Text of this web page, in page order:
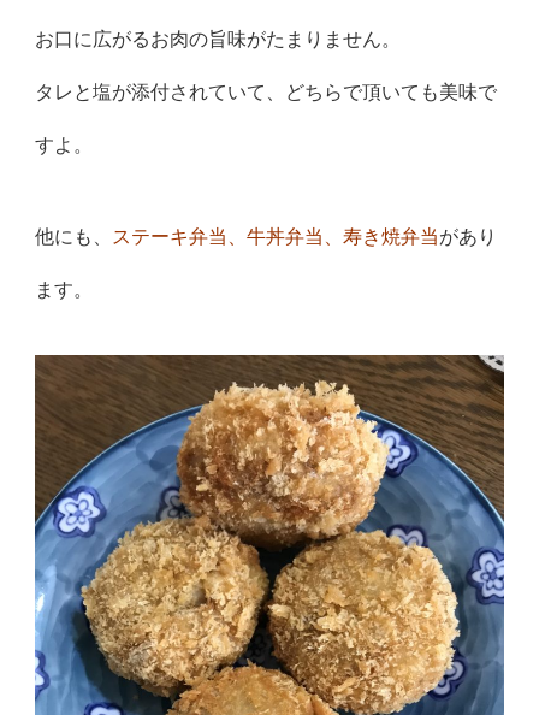
お口に広がるお肉の旨味がたまりません。
タレと塩が添付されていて、どちらで頂いても美味で
すよ。
他にも、 ステーキ弁当、牛丼弁当、寿き焼弁当があり
ます。